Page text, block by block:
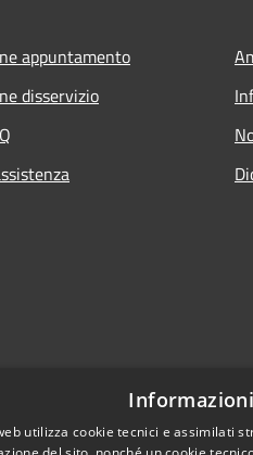
appuntamento
disservizio
utilizza cookie tecnici e assimilati